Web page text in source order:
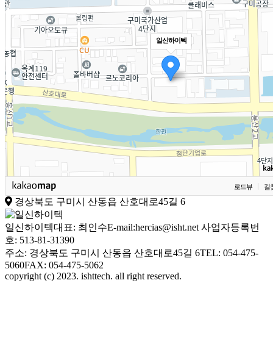
일신하이텍
로드뷰 길
경상북도 구미시 산동읍 산호대로45길 6
일신하이텍대표: 최인수E-mail:hercias@isht.net 사업자등록번
호: 513-81-31390
주소: 경상북도 구미시 산동읍 산호대로45길 6TEL: 054-475-
5060FAX: 054-475-5062
copyright (c) 2023. ishttech. all right reserved.